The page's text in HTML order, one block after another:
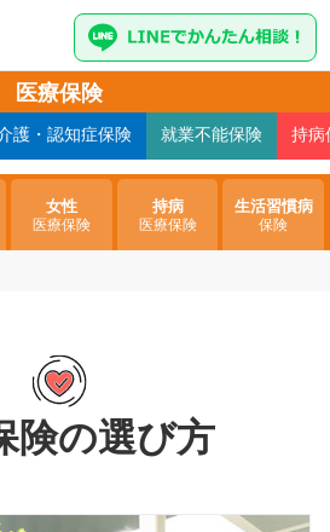
護・認知症保険 就業不能保険 持病
女性
医療保険
持病
医療保険
生活習慣病
保険
医療保険
険の選び方